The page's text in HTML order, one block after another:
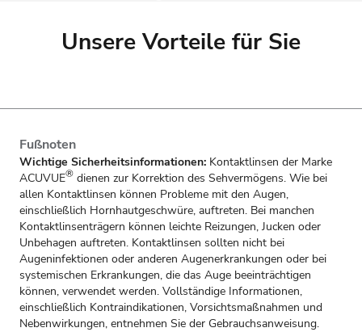
Unsere Vorteile für Sie
Fußnoten
Wichtige Sicherheitsinformationen: Kontaktlinsen der Marke
ACUVUE® dienen zur Korrektion des Sehvermögens. Wie bei
allen Kontaktlinsen können Probleme mit den Augen,
einschließlich Hornhautgeschwüre, auftreten. Bei manchen
Kontaktlinsenträgern können leichte Reizungen, Jucken oder
Unbehagen auftreten. Kontaktlinsen sollten nicht bei
Augeninfektionen oder anderen Augenerkrankungen oder bei
systemischen Erkrankungen, die das Auge beeinträchtigen
können, verwendet werden. Vollständige Informationen,
einschließlich Kontraindikationen, Vorsichtsmaßnahmen und
Nebenwirkungen, entnehmen Sie der Gebrauchsanweisung.